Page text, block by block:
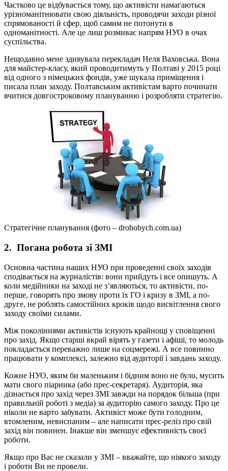
Частково це відбувається тому, що активісти намагаються
урізноманітнювати свою діяльність, проводячи заходи різної
спрямованості й сфер, щоб самим не потонути в
одноманітності. Але це лиш розмиває напрям НУО в очах
суспільства.
Нещодавно мене здивувала перекладач Неля Ваховська. Вона
для майстер-класу, який проводитимуть у Полтаві у 2015 році
від одного з німецьких фондів, уже шукала приміщення і
писала план заходу. Полтавським активістам варто починати
вчитися довгостроковому плануванню і розробляти стратегію.
Стратегічне планування (фото – drohobych.com.ua)
2. Погана робота зі ЗМІ
Основна частина наших НУО при проведенні своїх заходів
сподівається на журналістів: вони прийдуть і все опишуть. А
коли медійники на заході не з’являються, то активісти, по-
перше, говорять про змову проти їх ГО і кризу в ЗМІ, а по-
друге, не роблять самостійних кроків щодо висвітлення свого
заходу своїми силами.
Між поколіннями активістів існують крайнощі у сповіщенні
про захід. Якщо старші вкрай вірять у газети і афіші, то молодь
покладається переважно лише на соцмережі. А все повинно
працювати у комплексі, залежно від аудиторії і завдань заходу.
Кожне НУО, яким би маленьким і бідним воно не було, мусить
мати свого піарника (або прес-секретаря). Аудиторія, яка
дізнається про захід через ЗМІ завжди на порядок більша (при
правильній роботі з медіа) за аудиторію самого заходу. Про це
ніколи не варто забувати. Активіст може бути голодним,
втомленим, невиспаним – але написати прес-реліз про свій
захід він повинен. Інакше він зменшує ефективність своєї
роботи.
Якщо про Вас не сказали у ЗМІ – вважайте, що ніякого заходу
і роботи Ви не провели.